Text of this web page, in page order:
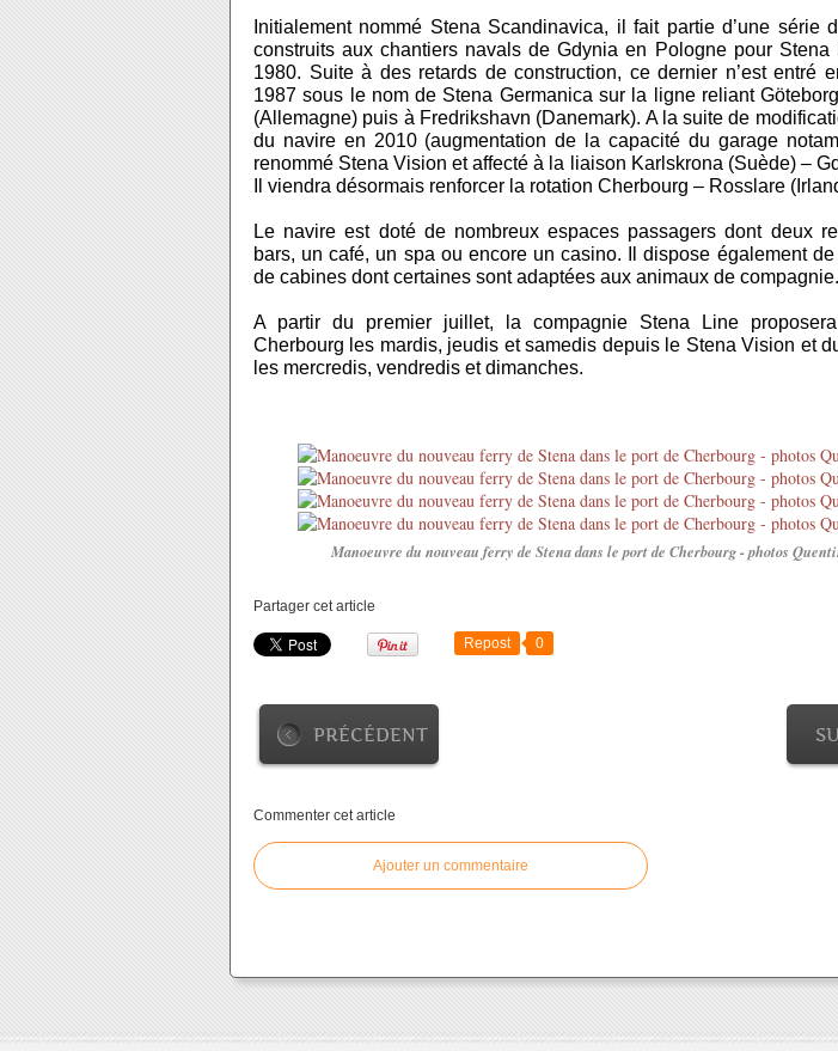
Initialement nommé Stena Scandinavica, il fait partie d’une série
construits aux chantiers navals de Gdynia en Pologne pour
1980. Suite à des retards de construction, ce dernier n’est entré
1987 sous le nom de Stena Germanica sur la ligne reliant
(Allemagne) puis à Fredrikshavn (Danemark). A la suite de
du navire en 2010 (augmentation de la capacité du garage
renommé Stena Vision et affecté à la liaison Karlskrona (Suède) –
Il viendra désormais renforcer la rotation Cherbourg – Rosslare
Le navire est doté de nombreux espaces passagers dont deux
bars, un café, un spa ou encore un casino. Il dispose également
de cabines dont certaines sont adaptées aux animaux de compagnie.
A partir du premier juillet, la compagnie Stena Line
Cherbourg les mardis, jeudis et samedis depuis le Stena Vision et
les mercredis, vendredis et dimanches.
Manoeuvre du nouveau ferry de Stena dans le port de Cherbourg - photos
Partager cet article
Repost 0
PRÉCÉDENT
Commenter cet article
Ajouter un commentaire